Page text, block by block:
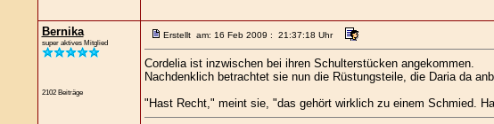
Bernika
super aktives Mitglied
2102 Beiträge
Erstellt am: 16 Feb 2009 : 21:37:18 Uhr
Cordelia ist inzwischen bei ihren Schulterstücken angekommen.
Nachdenklich betrachtet sie nun die Rüstungsteile, die Daria da
"Hast Recht," meint sie, "das gehört wirklich zu einem Schmied.